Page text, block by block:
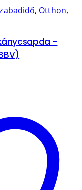
, Otthon,
–